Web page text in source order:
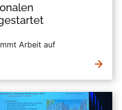
Arbeit auf